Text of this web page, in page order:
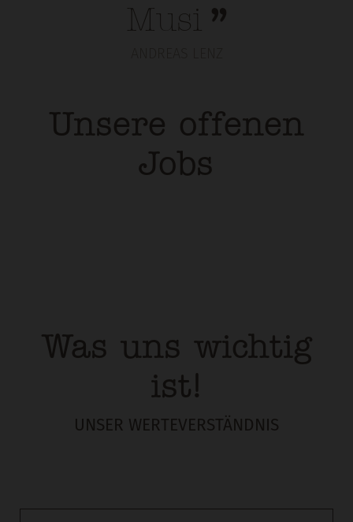
Musi
Unsere offenen
Jobs
Was uns wichtig
ist!
UNSER WERTEVERSTÄNDNIS